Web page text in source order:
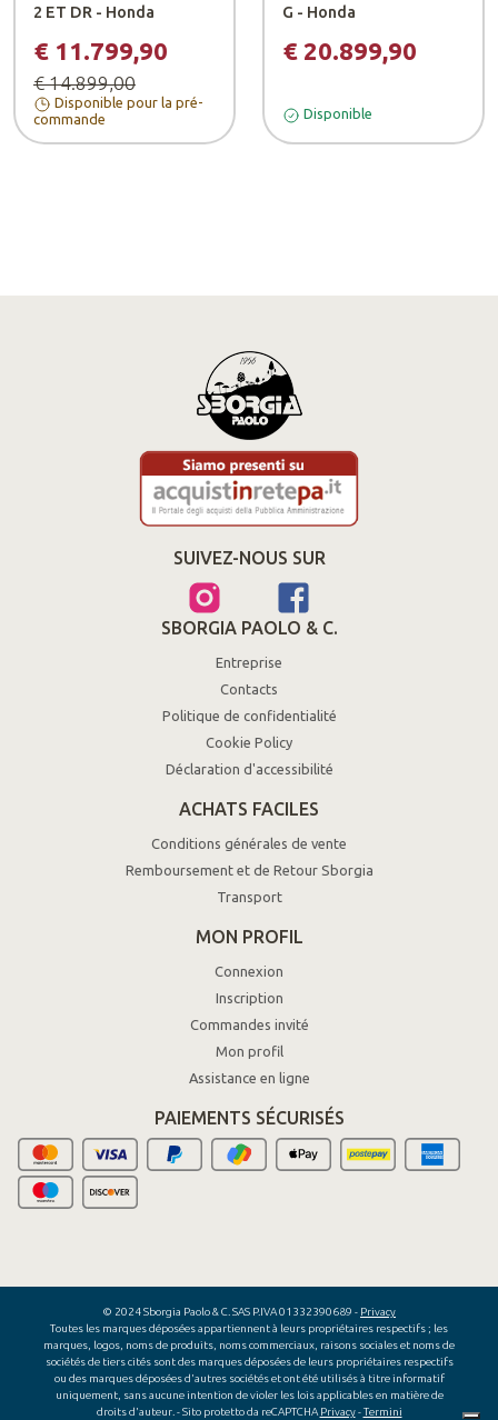
2 ET DR - Honda
€ 11.799,90
€ 14.899,00
Disponible pour la pré-
commande
G - Honda
€ 20.899,90
Disponible
SUIVEZ-NOUS SUR
SBORGIA PAOLO & C.
Entreprise
Contacts
Politique de confidentialité
Cookie Policy
Déclaration d'accessibilité
ACHATS FACILES
Conditions générales de vente
Remboursement et de Retour Sborgia
Transport
MON PROFIL
Connexion
Inscription
Commandes invité
Mon profil
Assistance en ligne
PAIEMENTS SÉCURISÉS
© 2024 Sborgia Paolo & C. SAS P.IVA 01332390689 - Privacy
Toutes les marques déposées appartiennent à leurs propriétaires respectifs ; les
marques, logos, noms de produits, noms commerciaux, raisons sociales et noms de
sociétés de tiers cités sont des marques déposées de leurs propriétaires respectifs
ou des marques déposées d'autres sociétés et ont été utilisés à titre informatif
uniquement, sans aucune intention de violer les lois applicables en matière de
droits d'auteur. - Sito protetto da reCAPTCHA Privacy-Termini